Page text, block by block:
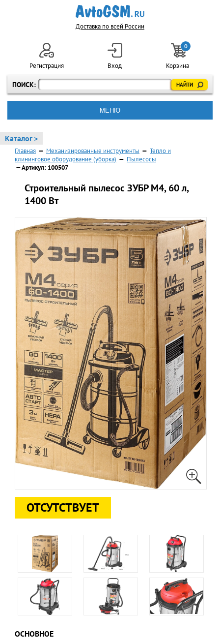
Доставка по всей России
ПОИСК:
Регистрация Вход
0
Корзина
МЕНЮ
Каталог >
Главная — Механизированные инструменты — Тепло и
клининговое оборудование (уборка) — Пылесосы
— Артикул: 100507
Строительный пылесос ЗУБР М4, 60 л,
1400 Вт
ОТСУТСТВУЕТ
ОСНОВНОЕ